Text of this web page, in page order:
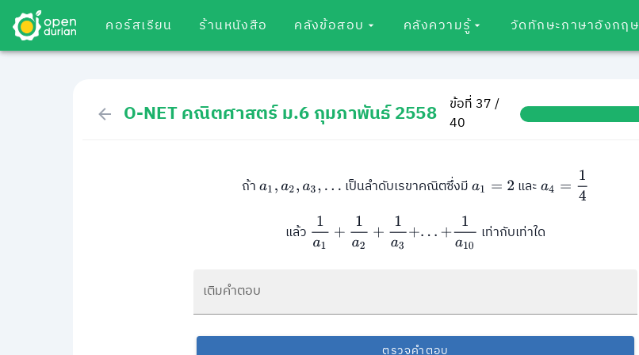
คอร์สเรียน ร้านหนังสือ คลังข้อสอบ คลังความรู้ วัดทักษะภาษาอังกฤษ
O-NET คณิตศาสตร์ ม.6 กุมภาพันธ์ 2558
ข้อที่ 37 /
40
ถ้าa1,a2,a3,... เป็นลำดับเรขาคณิตซึ่งมีa1 =2 และa4 =1 4
แล้ว 1a1 +1 a2+ 1a 3+...+ 10 เท่ากับเท่าใด
เติมคำตอบ
ตรวจคำตอบ